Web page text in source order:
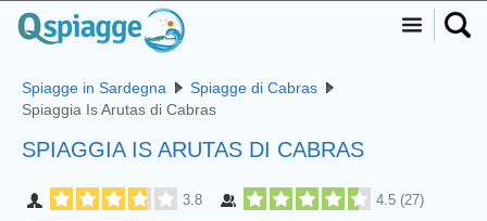
Spiagge in Sardegna
Spiagge di Cabras
Spiaggia Is Arutas di Cabras
SPIAGGIA IS ARUTAS DI CABRAS
3.8 4.5 (27)